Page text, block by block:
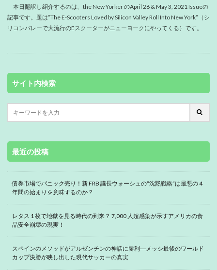
本日翻訳し紹介するのは、the New Yorker のApril 26 & May 3, 2021 Issueの
記事です。題は”The E-Scooters Loved by Silicon Valley Roll Into New York”（シ
リコンバレーで大流行のEスクーターがニューヨークにやってくる）です。
サイト内検索
最近の投稿
債券市場でパニック売り！新 FRB 議長ウォーシュの“沈黙戦略”は最悪の 4
年間の始まりを意味するのか？
レタス 1 枚で地獄を見る時代の到来？ 7,000 人超感染が示すアメリカの食
品安全崩壊の現実！
スペインのメソッドがアルゼンチンの神話に勝利―メッシ最後のワールド
カップ決勝が映し出した現代サッカーの真実